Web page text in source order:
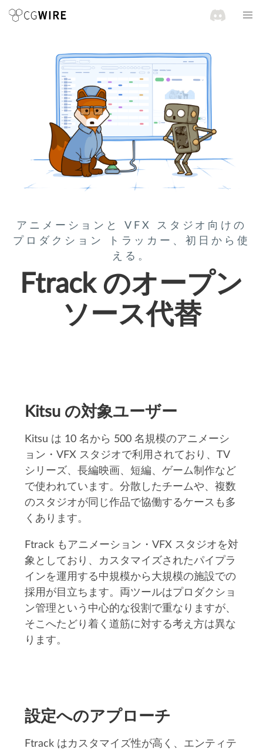
アニメーションと VFX スタジオ向けの
プロダクション トラッカー、初日から使
える。
Ftrack のオープン
ソース代替
Kitsu の対象ユーザー
Kitsu は 10 名から 500 名規模のアニメーシ
ョン・VFX スタジオで利用されており、TV
シリーズ、長編映画、短編、ゲーム制作など
で使われています。分散したチームや、複数
のスタジオが同じ作品で協働するケースも多
くあります。
Ftrack もアニメーション・VFX スタジオを対
象としており、カスタマイズされたパイプラ
インを運用する中規模から大規模の施設での
採用が目立ちます。両ツールはプロダクショ
ン管理という中心的な役割で重なりますが、
そこへたどり着く道筋に対する考え方は異な
ります。
設定へのアプローチ
Ftrack はカスタマイズ性が高く、エンティテ